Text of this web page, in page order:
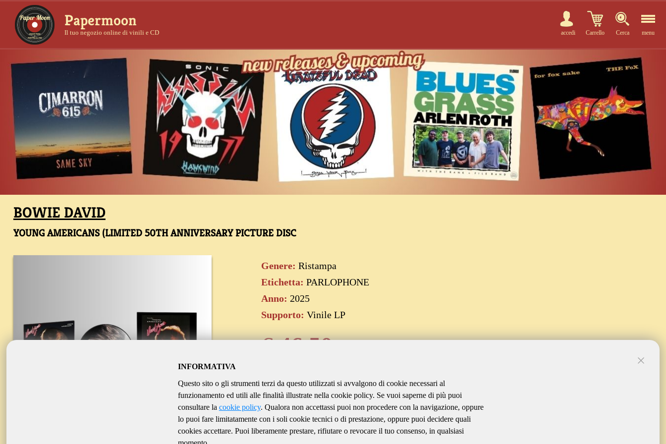
Papermoon
Il tuo negozio online di vinili e CD accedi Carrello Cerca menu
BOWIE DAVID
YOUNG AMERICANS (LIMITED 50TH ANNIVERSARY PICTURE DISC
Genere: Ristampa
Etichetta: PARLOPHONE
Anno: 2025
Supporto: Vinile LP
€46.50
Aggiungi al carrello
INFORMATIVA
Questo sito o gli strumenti terzi da questo utilizzati si avvalgono di cookie necessari al
funzionamento ed utili alle finalità illustrate nella cookie policy. Se vuoi saperne di più puoi
consultare la cookie policy. Qualora non accettassi puoi non procedere con la navigazione, oppure
lo puoi fare limitatamente con i soli cookie tecnici o di prestazione, oppure puoi decidere quali
cookies accettare. Puoi liberamente prestare, rifiutare o revocare il tuo consenso, in qualsiasi